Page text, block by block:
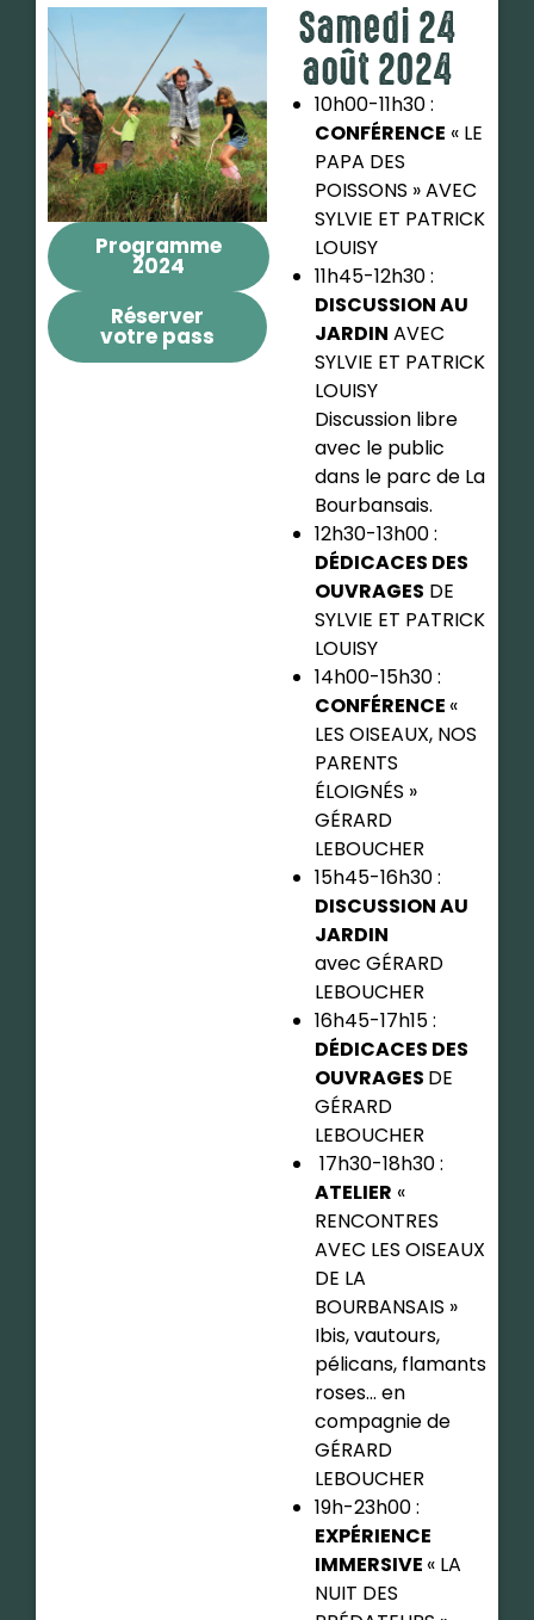
Programme
2024
Réserver
votre pass
Samedi 24
août 2024
10h00-11h30 :
CONFÉRENCE « LE
PAPA DES
POISSONS » AVEC
SYLVIE ET PATRICK
LOUISY
11h45-12h30 :
DISCUSSION AU
JARDIN AVEC
SYLVIE ET PATRICK
LOUISY
Discussion libre
avec le public
dans le parc de La
Bourbansais.
12h30-13h00 :
DÉDICACES DES
OUVRAGES DE
SYLVIE ET PATRICK
LOUISY
14h00-15h30 :
CONFÉRENCE «
LES OISEAUX, NOS
PARENTS
ÉLOIGNÉS »
GÉRARD
LEBOUCHER
15h45-16h30 :
DISCUSSION AU
JARDIN
avec GÉRARD
LEBOUCHER
16h45-17h15 :
DÉDICACES DES
OUVRAGES DE
GÉRARD
LEBOUCHER
17h30-18h30 :
ATELIER «
RENCONTRES
AVEC LES OISEAUX
DE LA
BOURBANSAIS »
Ibis, vautours,
pélicans, flamants
roses… en
compagnie de
GÉRARD
LEBOUCHER
19h-23h00 :
EXPÉRIENCE
IMMERSIVE « LA
NUIT DES